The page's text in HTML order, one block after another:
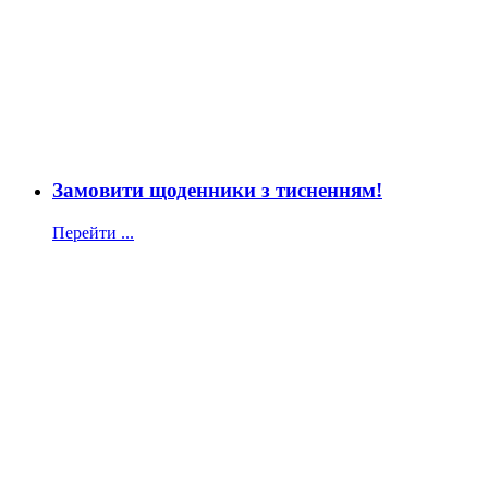
Замовити щоденники з тисненням!
Перейти ...